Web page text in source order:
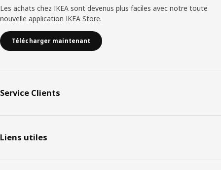
Les achats chez IKEA sont devenus plus faciles avec notre toute
nouvelle application IKEA Store.
Télécharger maintenant
Service Clients
Liens utiles